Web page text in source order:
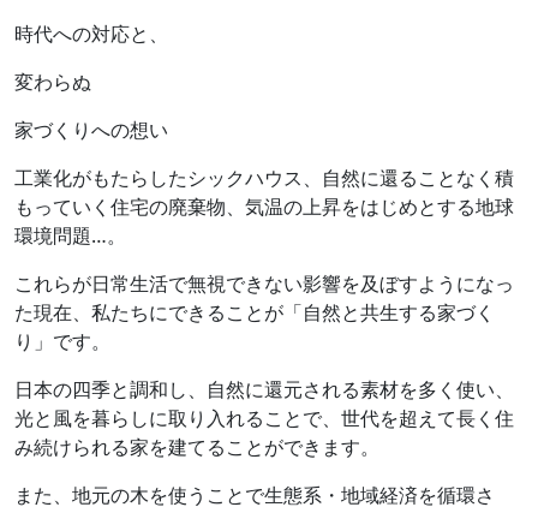
時代への対応と、
変わらぬ
家づくりへの想い
工業化がもたらしたシックハウス、自然に還ることなく積
もっていく住宅の廃棄物、気温の上昇をはじめとする地球
環境問題…。
これらが日常生活で無視できない影響を及ぼすようになっ
た現在、私たちにできることが「自然と共生する家づく
り」です。
日本の四季と調和し、自然に還元される素材を多く使い、
光と風を暮らしに取り入れることで、世代を超えて長く住
み続けられる家を建てることができます。
また、地元の木を使うことで生態系・地域経済を循環さ